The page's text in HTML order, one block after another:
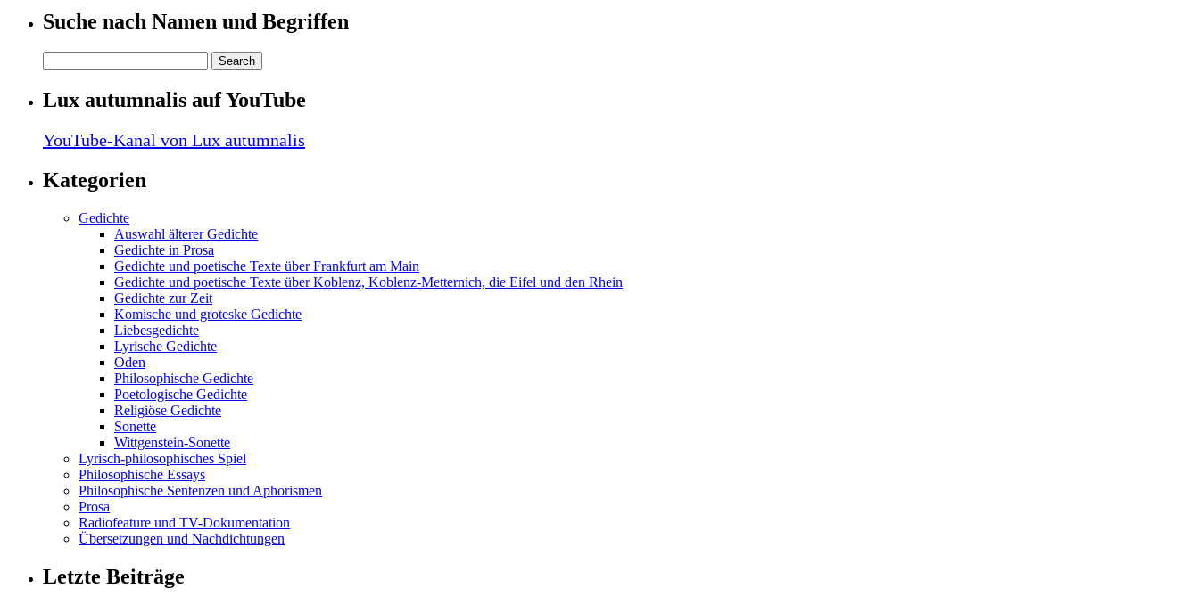
Suche nach Namen und Begriffen
Lux autumnalis auf YouTube
YouTube-Kanal von Lux autumnalis
Kategorien
Gedichte
Auswahl älterer Gedichte
Gedichte in Prosa
Gedichte und poetische Texte über Frankfurt am Main
Gedichte und poetische Texte über Koblenz, Koblenz-Metternich, die Eifel und den Rhein
Gedichte zur Zeit
Komische und groteske Gedichte
Liebesgedichte
Lyrische Gedichte
Oden
Philosophische Gedichte
Poetologische Gedichte
Religiöse Gedichte
Sonette
Wittgenstein-Sonette
Lyrisch-philosophisches Spiel
Philosophische Essays
Philosophische Sentenzen und Aphorismen
Prosa
Radiofeature und TV-Dokumentation
Übersetzungen und Nachdichtungen
Letzte Beiträge